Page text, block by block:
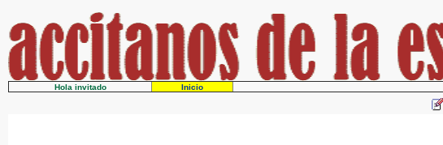
Hola invitado Inicio